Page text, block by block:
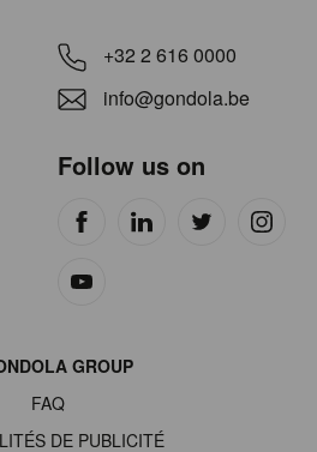
+32 2 616 0000
info@gondola.be
Follow us on
GROUP
FAQ
DE PUBLICITÉ